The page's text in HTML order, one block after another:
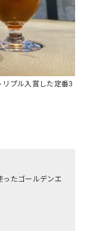
プル入賞した定番3
ったゴールデンエ